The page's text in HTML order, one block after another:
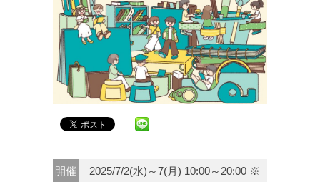
開催
2025/7/2(水)～7(月) 10:00～20:00 ※